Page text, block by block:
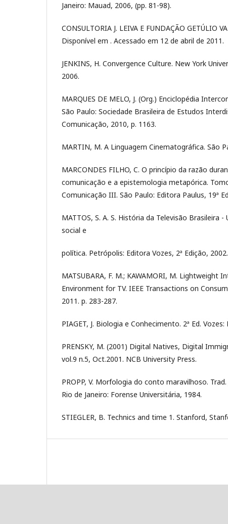
Janeiro: Mauad, 2006, (pp. 81-98).
CONSULTORIA J. LEIVA E FUNDAÇÃO GETÚLIO
Disponível em . Acessado em 12 de abril de 2011.
JENKINS, H. Convergence Culture. New York
2006.
MARQUES DE MELO, J. (Org.) Enciclopédia
São Paulo: Sociedade Brasileira de Estudos
Comunicação, 2010, p. 1163.
MARTIN, M. A Linguagem Cinematográfica. São
MARCONDES FILHO, C. O princípio da razão
comunicação e a epistemologia metapórica.
Comunicação III. São Paulo: Editora Paulus, 19ª
MATTOS, S. A. S. História da Televisão Brasileira
social e
política. Petrópolis: Editora Vozes, 2ª Edição, 2002.
MATSUBARA, F. M.; KAWAMORI, M. Lightweight
Environment for TV. IEEE Transactions on
2011. p. 283-287.
PIAGET, J. Biologia e Conhecimento. 2ª Ed.
PRENSKY, M. (2001) Digital Natives, Digital
vol.9 n.5, Oct.2001. NCB University Press.
PROPP, V. Morfologia do conto maravilhoso. Trad.
Rio de Janeiro: Forense Universitária, 1984.
STIEGLER, B. Technics and time 1. Stanford,